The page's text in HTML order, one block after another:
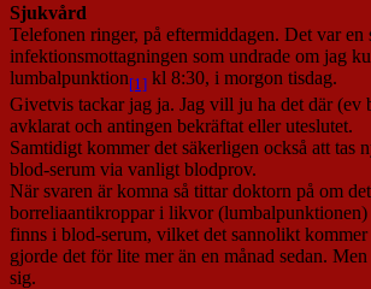
Sjukvård
Telefonen ringer, på eftermiddagen. Det var en
infektionsmottagningen som undrade om jag
lumbalpunktion[1] kl 8:30, i morgon tisdag.
Givetvis tackar jag ja. Jag vill ju ha det där (ev
avklarat och antingen bekräftat eller uteslutet.
Samtidigt kommer det säkerligen också att tas
blod-serum via vanligt blodprov.
När svaren är komna så tittar doktorn på om
borreliaantikroppar i likvor (lumbalpunktionen)
finns i blod-serum, vilket det sannolikt kommer
gjorde det för lite mer än en månad sedan.
sig.